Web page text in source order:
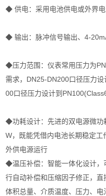
◆ 供电：采用电池供电或外界
◆ 输出：脉冲信号输出、4-
◆压力范围：仪表常用压力为
需求，DN25-DN200口径压力
00口径压力设计到
◆功耗设计：先进的双电源微功
W，既能凭借内电池长期稳定
外供电源运行
◆温压补偿：智能一体化设计，
行自动补偿和压缩因子修正，
体积总量、介质温度、压力、电